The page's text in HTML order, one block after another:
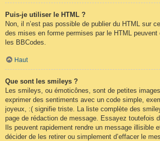
Puis-je utiliser le HTML ?
Non, il n’est pas possible de publier du HTML sur
des mises en forme permises par le HTML peuvent
les BBCodes.
Haut
Que sont les smileys ?
Les smileys, ou émoticônes, sont de petites
exprimer des sentiments avec un code simple,
joyeux, :( signifie triste. La liste complète des
page de rédaction de message. Essayez toutefois
Ils peuvent rapidement rendre un message illisible
décider de les retirer ou simplement d’effacer le